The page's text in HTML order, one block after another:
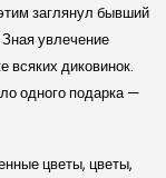
заглянул бывший
увлечение
всяких диковинок.
одного подарка —
цветы, цветы,